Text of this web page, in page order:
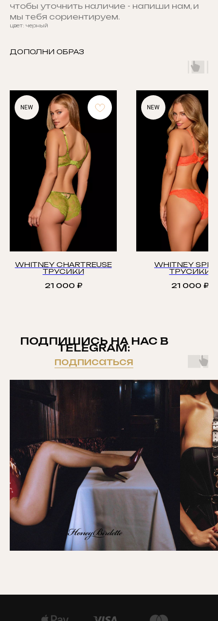
чтобы уточнить наличие - напиши нам, и
мы тебя сориентируем.
цвет: черный
ДОПОЛНИ ОБРАЗ
NEW
WHITNEY CHARTREUSE
ТРУСИКИ
21 000 ₽
NEW
WHITNEY
ТРУСИКИ
21 000 ₽
ПОДПИШИСЬ НА НАС В
TELEGRAM:
подписаться